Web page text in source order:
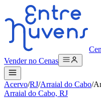
Vender no Cenas
Acervo/RJ/Arraial do Cabo/
Arraial do Cabo, RJ